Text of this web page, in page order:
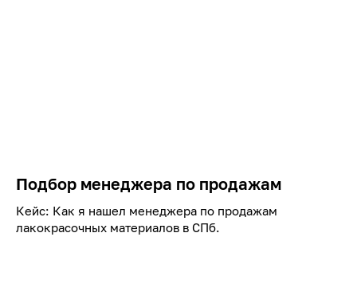
Подбор менеджера по продажам
Кейс: Как я нашел менеджера по продажам
лакокрасочных материалов в СПб.